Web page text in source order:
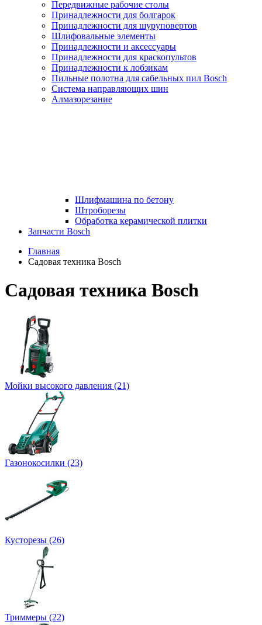
Передвижные рабочие столы
Принадлежности для болгарок
Принадлежности для шуруповертов
Шлифовальные элементы
Принадлежности и аксессуары
Принадлежности для краскопультов
Принадлежности к лобзикам
Пильные полотна для сабельных пил Bosch
Система направляющих шин
Алмазорезание
Шлифмашина по бетону
Штроборезы
Обработка керамической плитки
Запчасти Bosch
Главная
Садовая техника Bosch
Садовая техника Bosch
Мойки высокого давления (21)
Газонокосилки (23)
Кусторезы (26)
Триммеры (22)